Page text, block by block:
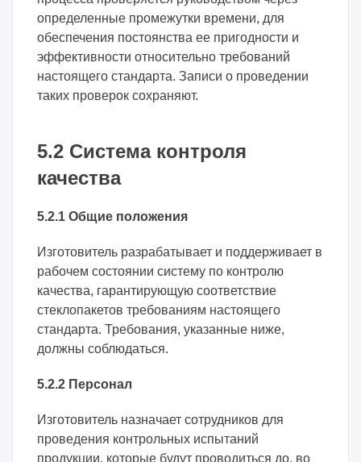
определенные промежутки времени, для
обеспечения постоянства ее пригодности и
эффективности относительно требований
настоящего стандарта. Записи о проведении
таких проверок сохраняют.
5.2 Система контроля
качества
5.2.1 Общие положения
Изготовитель разрабатывает и поддерживает в
рабочем состоянии систему по контролю
качества, гарантирующую соответствие
стеклопакетов требованиям настоящего
стандарта. Требования, указанные ниже,
должны соблюдаться.
5.2.2 Персонал
Изготовитель назначает сотрудников для
проведения контрольных испытаний
продукции, которые будут проводиться до, во